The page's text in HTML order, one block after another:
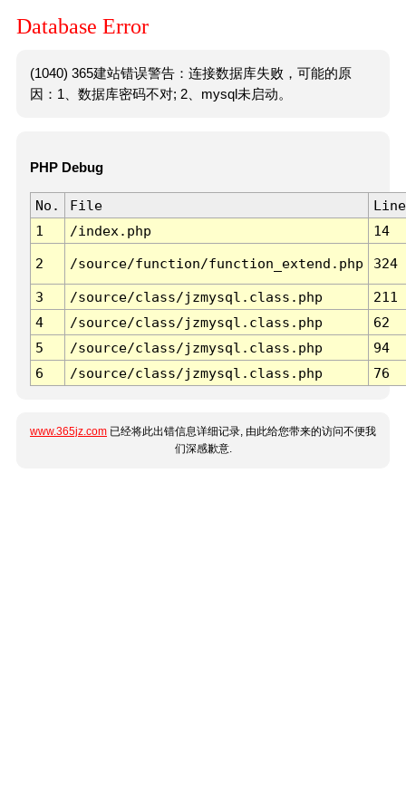
Database Error
(1040) 365建站错误警告：连接数据库失败，可能的原
因：1、数据库密码不对; 2、mysql未启动。
PHP Debug
No. File
Line
1
/index.php 14
2 /source/function/function_extend.php 324
3 /source/class/jzmysql.class.php
211
4
/source/class/jzmysql.class.php
62
5
/source/class/jzmysql.class.php
94
6
/source/class/jzmysql.class.php 76
www.365jz.com 已经将此出错信息详细记录, 由此给您带来的访问不便我
们深感歉意.